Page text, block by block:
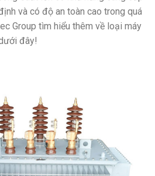
và có độ an toàn cao trong quá
Group tìm hiểu thêm về loại máy
đây!